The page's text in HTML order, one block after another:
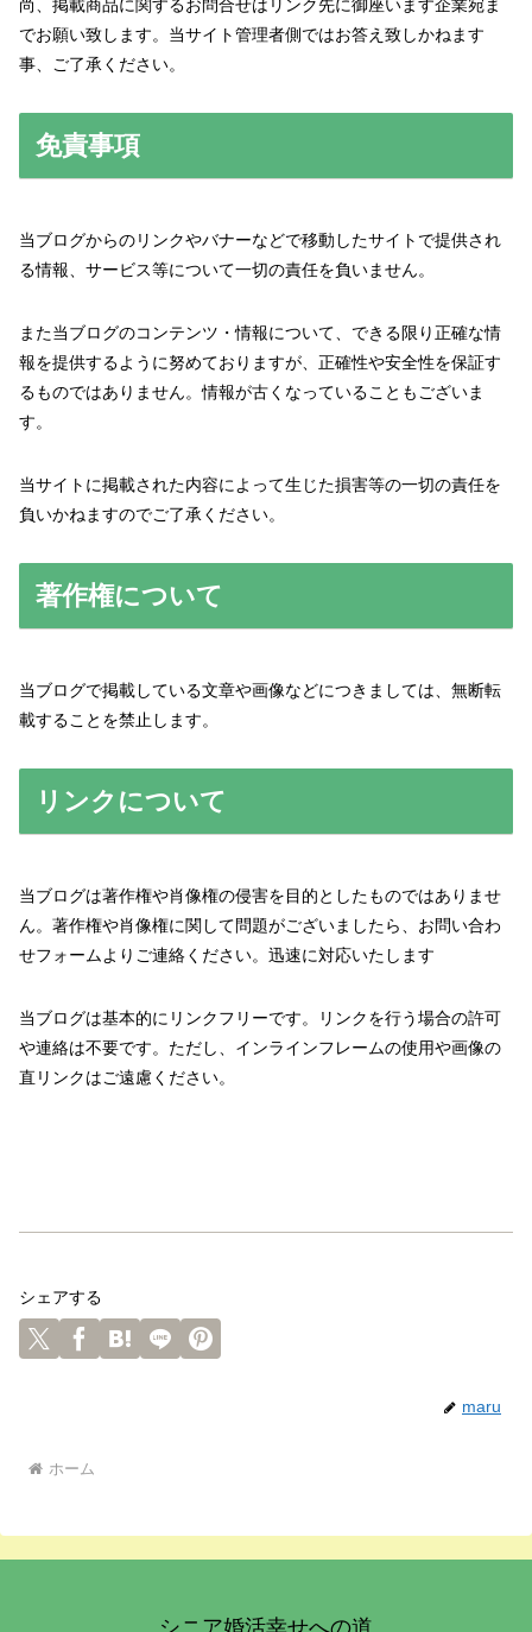
尚、掲載商品に関するお問合せはリンク先に御座います企業宛ま
でお願い致します。当サイト管理者側ではお答え致しかねます
事、ご了承ください。
免責事項
当ブログからのリンクやバナーなどで移動したサイトで提供され
る情報、サービス等について一切の責任を負いません。
また当ブログのコンテンツ・情報について、できる限り正確な情
報を提供するように努めておりますが、正確性や安全性を保証す
るものではありません。情報が古くなっていることもございま
す。
当サイトに掲載された内容によって生じた損害等の一切の責任を
負いかねますのでご了承ください。
著作権について
当ブログで掲載している文章や画像などにつきましては、無断転
載することを禁止します。
リンクについて
当ブログは著作権や肖像権の侵害を目的としたものではありませ
ん。著作権や肖像権に関して問題がございましたら、お問い合わ
せフォームよりご連絡ください。迅速に対応いたします
当ブログは基本的にリンクフリーです。リンクを行う場合の許可
や連絡は不要です。ただし、インラインフレームの使用や画像の
直リンクはご遠慮ください。
シェアする
maru
ホーム
シニア婚活幸せへの道